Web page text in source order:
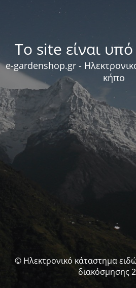
Το site είναι
e-gardenshop.gr -
κήπο
© Ηλεκτρονικό κάταστημα
διακόσμησης